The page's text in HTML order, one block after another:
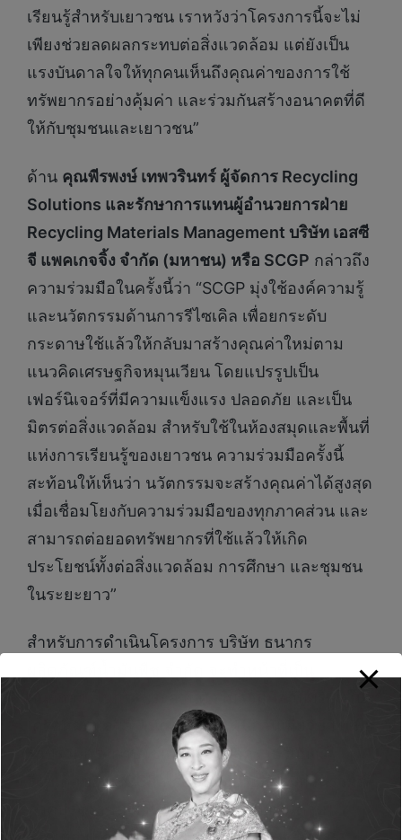
เรียนรู้สำหรับเยาวชน เราหวังว่าโครงการนี้จะไม่
เพียงช่วยลดผลกระทบต่อสิ่งแวดล้อม แต่ยังเป็น
แรงบันดาลใจให้ทุกคนเห็นถึงคุณค่าของการใช้
ทรัพยากรอย่างคุ้มค่า และร่วมกันสร้างอนาคตที่ดี
ให้กับชุมชนและเยาวชน”
ด้าน คุณพีรพงษ์ เทพวรินทร์ ผู้จัดการ Recycling
Solutions และรักษาการแทนผู้อำนวยการฝ่าย
Recycling Materials Management บริษัท เอสซี
จี แพคเกจจิ้ง จำกัด (มหาชน) หรือ SCGP กล่าวถึง
ความร่วมมือในครั้งนี้ว่า “SCGP มุ่งใช้องค์ความรู้
และนวัตกรรมด้านการรีไซเคิล เพื่อยกระดับ
กระดาษใช้แล้วให้กลับมาสร้างคุณค่าใหม่ตาม
แนวคิดเศรษฐกิจหมุนเวียน โดยแปรรูปเป็น
เฟอร์นิเจอร์ที่มีความแข็งแรง ปลอดภัย และเป็น
มิตรต่อสิ่งแวดล้อม สำหรับใช้ในห้องสมุดและพื้นที่
แห่งการเรียนรู้ของเยาวชน ความร่วมมือครั้งนี้
สะท้อนให้เห็นว่า นวัตกรรมจะสร้างคุณค่าได้สูงสุด
เมื่อเชื่อมโยงกับความร่วมมือของทุกภาคส่วน และ
สามารถต่อยอดทรัพยากรที่ใช้แล้วให้เกิด
ประโยชน์ทั้งต่อสิ่งแวดล้อม การศึกษา และชุมชน
ในระยะยาว”
สำหรับการดำเนินโครงการ บริษัท ธนากร
เครือกลุ่มพูลผล พนักงาน และผู้มีส่วนเกี่ยวข้อง เพื่อ
รวบรวมกระดาษใช้แล้วส่งเข้าสู่กระบวนการ
รีไซเคิลของ SCGP พร้อมทั้งขยายการมีส่วนร่วมสู่
ภาคประชาชน ผ่านการติดตั้งจุดรับกระดาษ